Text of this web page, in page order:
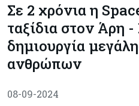
Σε 2 χρόνια η
ταξίδια στον Άρη
δημιουργία
ανθρώπων
08-09-2024